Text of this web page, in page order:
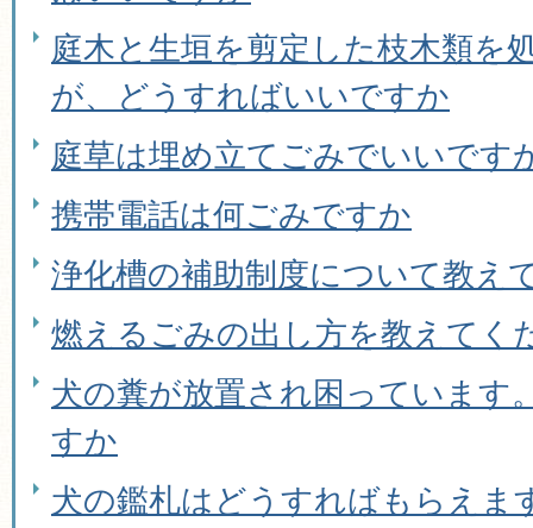
庭木と生垣を剪定した枝木類を
が、どうすればいいですか
庭草は埋め立てごみでいいです
携帯電話は何ごみですか
浄化槽の補助制度について教え
燃えるごみの出し方を教えてく
犬の糞が放置され困っています
すか
犬の鑑札はどうすればもらえま